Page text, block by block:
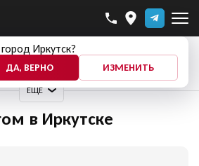
Иркутск?
ДА, ВЕРНО ИЗМЕНИТЬ
ЕЩЕ
ПОКАЗАТЬ АВТО
в Иркутске